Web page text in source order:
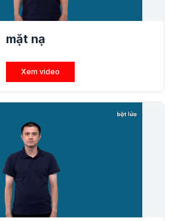
mặt nạ
Xem video